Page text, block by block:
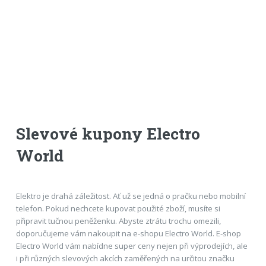
Slevové kupony Electro
World
Elektro je drahá záležitost. Ať už se jedná o pračku nebo mobilní
telefon. Pokud nechcete kupovat použité zboží, musíte si
připravit tučnou peněženku. Abyste ztrátu trochu omezili,
doporučujeme vám nakoupit na e-shopu Electro World. E-shop
Electro World vám nabídne super ceny nejen při výprodejích, ale
i při různých slevových akcích zaměřených na určitou značku